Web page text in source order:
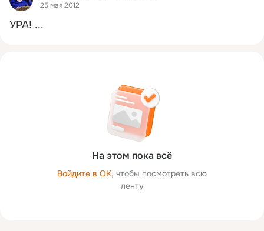
25 мая 2012
УРА! ...
На этом пока всё
Войдите в ОК, чтобы посмотреть всю
ленту